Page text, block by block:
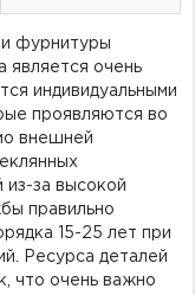
фурнитуры
является очень
индивидуальными
проявляются во
внешней
из-за высокой
правильно
15-25 лет при
Ресурса деталей
что очень важно